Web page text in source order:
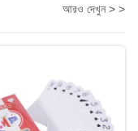
আরও দেখুন > >